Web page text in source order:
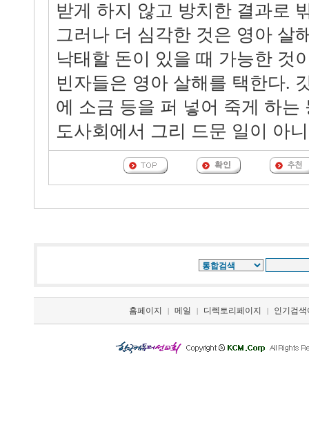
받게 하지 않고 방치한 결과로
그러나 더 심각한 것은 영아 살
낙태할 돈이 있을 때 가능한 것
빈자들은 영아 살해를 택한다.
에 소금 등을 퍼 넣어 죽게 하는
도사회에서 그리 드문 일이 아
홈페이지 | 메일 | 디렉토리페이지 | 인기검색